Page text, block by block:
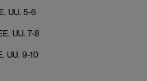
UU. 5-6
UU. 7-8
UU. 9-10